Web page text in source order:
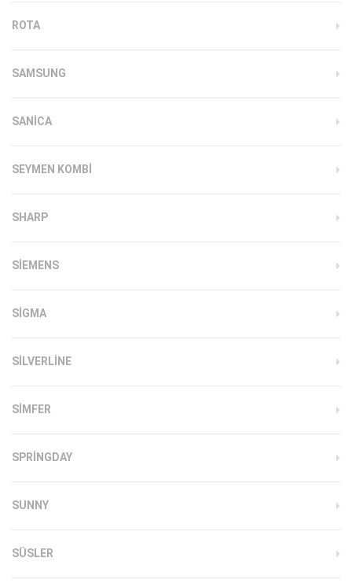
ROTA
SAMSUNG
SANICA
SEYMEN KOMBI
SHARP
SIEMENS
SIGMA
SILVERLINE
SIMFER
SPRINGDAY
SUNNY
SÜSLER